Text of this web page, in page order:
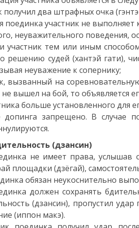
получил два штрафных очка
поединка участник не выполняет
неуважительного поведения,
участник тем или иным
решению судей (хантэй гати),
неуважение к сопернику;
вызванный на
не вышел на бой, то объявляется
больше установленного для
запрещено. В случае
(дзансин)
не имеет права, услышав
площадки (дзёгай),
обязан неукоснительно
должен сохранять
(дзансин), пропустил
(иппон макэ).